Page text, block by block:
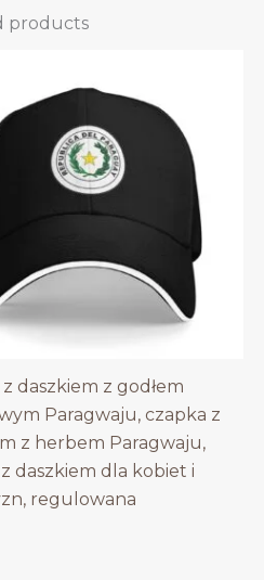
products
daszkiem z godłem
Paragwaju, czapka z
z herbem Paragwaju,
daszkiem dla kobiet i
regulowana